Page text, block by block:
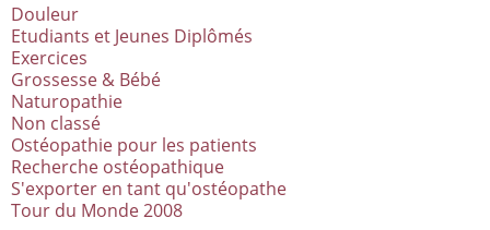
Douleur
Etudiants et Jeunes Diplômés
Exercices
Grossesse & Bébé
Naturopathie
Non classé
Ostéopathie pour les patients
Recherche ostéopathique
S'exporter en tant qu'ostéopathe
Tour du Monde 2008